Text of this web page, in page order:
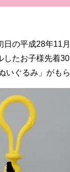
日の平成28年11
したお子様先着
いぐるみ」がもら